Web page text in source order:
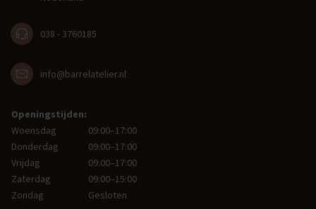
038 - 3760185
info@barrelatelier.nl
Openingstijden:
Woensdag
09:00–17:00
Donderdag
09:00–17:00
Vrijdag
09:00–17:00
Zaterdag
09:00–15:00
Zondag
Gesloten